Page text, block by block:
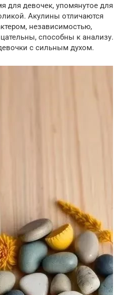
для девочек, упомянутое для
Акулины отличаются
независимостью,
способны к анализу.
с сильным духом.